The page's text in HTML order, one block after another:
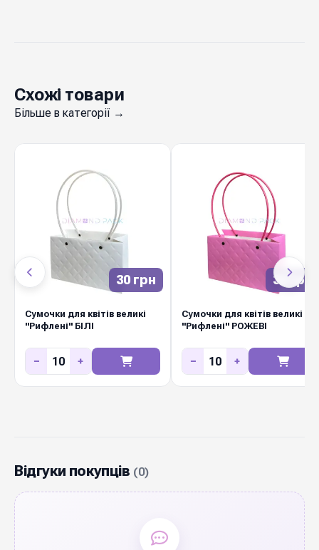
Схожі товари
Більше в категорії →
30 грн
Сумочки для квітів великі
"Рифлені" БІЛІ
− +
30 грн
Сумочки для квітів великі
"Рифлені" РОЖЕВІ
− +
Відгуки покупців (0)